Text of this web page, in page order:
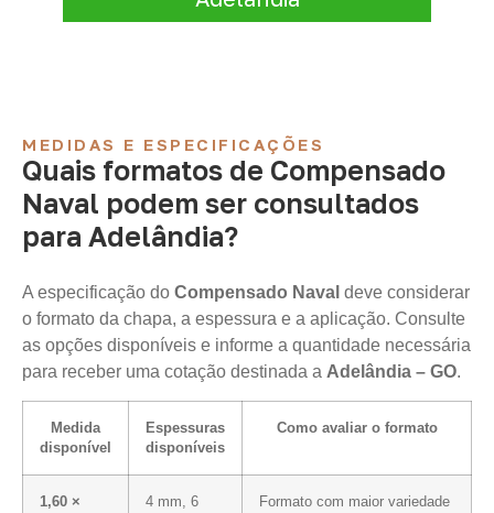
MEDIDAS E ESPECIFICAÇÕES
Quais formatos de Compensado
Naval podem ser consultados
para Adelândia?
A especificação do Compensado Naval deve considerar
o formato da chapa, a espessura e a aplicação. Consulte
as opções disponíveis e informe a quantidade necessária
para receber uma cotação destinada a Adelândia – GO.
Medida
disponível
Espessuras
disponíveis
Como avaliar o formato
1,60 ×
4 mm, 6
Formato com maior variedade